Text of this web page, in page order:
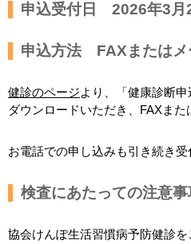
申込受付日 2026年3月
申込方法 FAXまたは
健診のページより、「健康診断
ダウンロードいただき、FAXまた
お電話での申し込みも引き続き
検査にあたっての注意事
協会けんぽ生活習慣病予防健診